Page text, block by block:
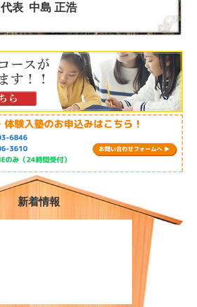
代表 中島 正浩
新着情報